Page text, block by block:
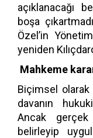
açıklanacağı
boşa
Özel’in
yeniden
Mahkeme
Biçimsel
davanın
Ancak
belirleyip